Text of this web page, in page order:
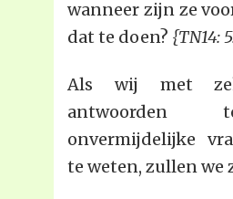
wanneer zijn ze
dat te doen? {TN14:
Als wij met
antwoorden
onvermijdelijke
te weten, zullen we